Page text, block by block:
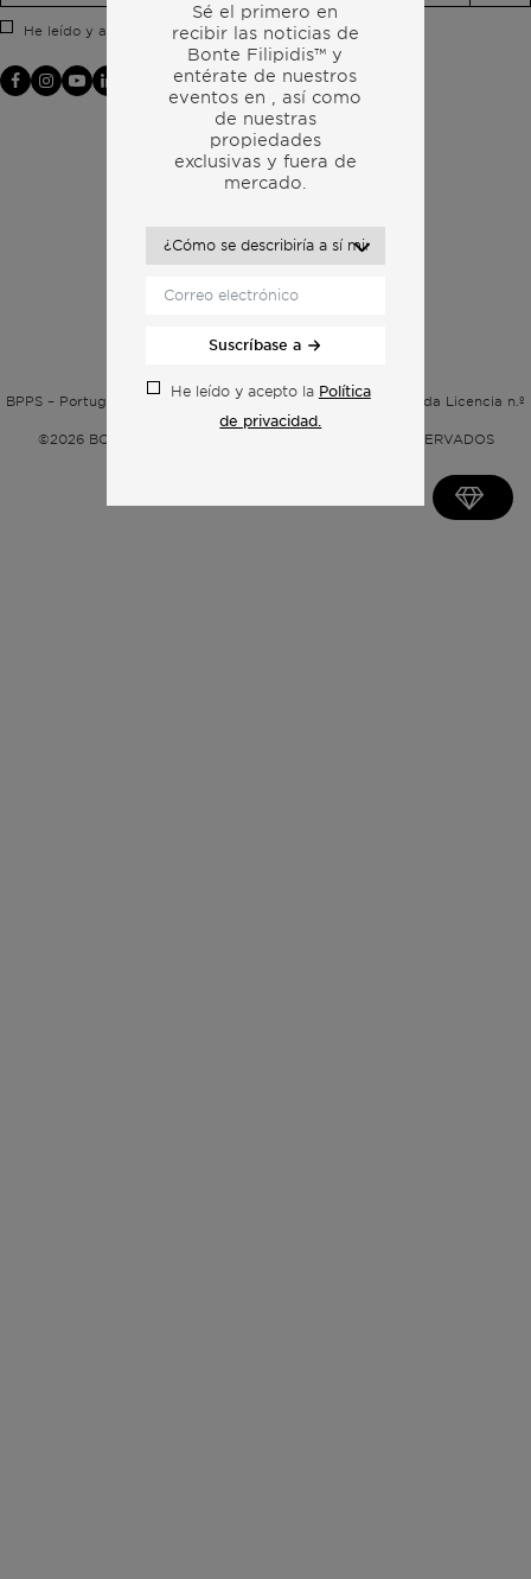
He leído y acepto la Política de privacidad.
Política de privacidad
BPPS – Portugal Property Services – Mediação Imobiliária, Lda Licencia n.º
13824 – AMI
©2026BONTE FILIPIDIS — TODOS LOS DERECHOS RESERVADOS
Sé el primero en
recibir las noticias de
Bonte Filipidis™ y
entérate de nuestros
eventos en
, así como
de nuestras
propiedades
exclusivas y fuera de
mercado.
Suscríbase a
He leído y acepto la Política
de privacidad.